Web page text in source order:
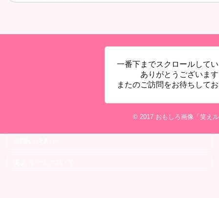
一番下までスクロールして
ありがとうございま
またのご訪問をお待ちして
© 2017 おもしろ画像「笑え